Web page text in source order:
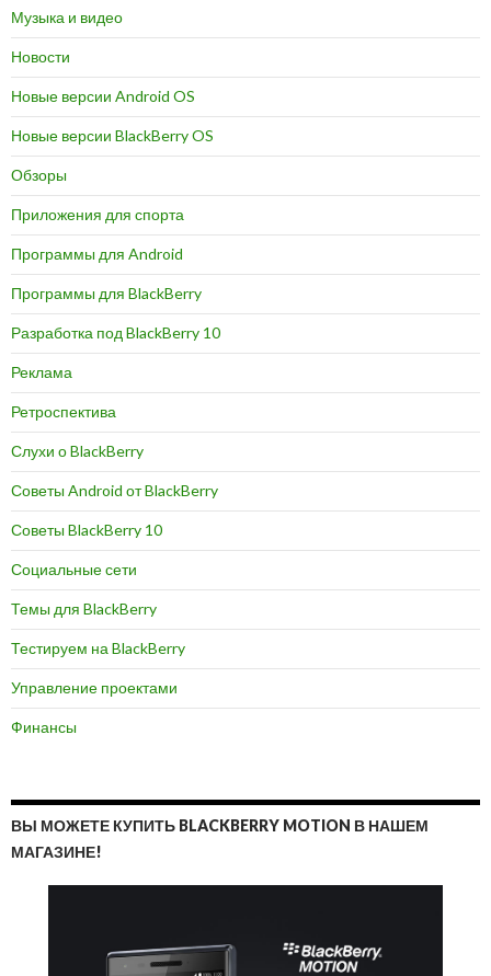
Музыка и видео
Новости
Новые версии Android OS
Новые версии BlackBerry OS
Обзоры
Приложения для спорта
Программы для Android
Программы для BlackBerry
Разработка под BlackBerry 10
Реклама
Ретроспектива
Слухи о BlackBerry
Советы Android от BlackBerry
Советы BlackBerry 10
Социальные сети
Темы для BlackBerry
Тестируем на BlackBerry
Управление проектами
Финансы
ВЫ МОЖЕТЕ КУПИТЬ BLACKBERRY MOTION В НАШЕМ
МАГАЗИНЕ!